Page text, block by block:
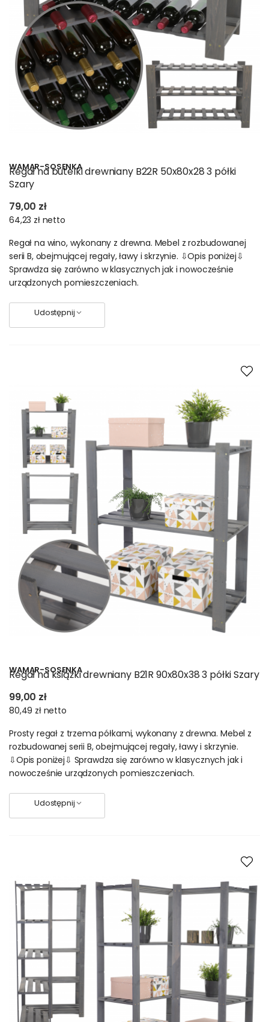
WAMAR-SOSENKA
Regał na butelki drewniany B22R 50x80x28 3 półki
Szary
79,00 zł
64,23 zł netto
Regał na wino, wykonany z drewna. Mebel z rozbudowanej
serii B, obejmującej regały, ławy i skrzynie. ⇩Opis poniżej⇩
Sprawdza się zarówno w klasycznych jak i nowocześnie
urządzonych pomieszczeniach.
Udostępnij
WAMAR-SOSENKA
Regał na książki drewniany B21R 90x80x38 3 półki Szary
99,00 zł
80,49 zł netto
Prosty regał z trzema półkami, wykonany z drewna. Mebel z
rozbudowanej serii B, obejmującej regały, ławy i skrzynie.
⇩Opis poniżej⇩ Sprawdza się zarówno w klasycznych jak i
nowocześnie urządzonych pomieszczeniach.
Udostępnij